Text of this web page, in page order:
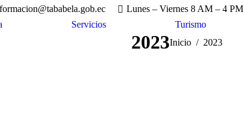
Lunes – Viernes 8 AM – 4 PM
Servicios Turismo
2023Estás aquí:
Inicio 2023